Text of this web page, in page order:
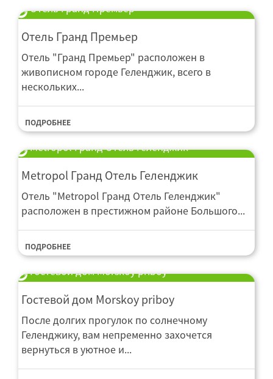
Отель Гранд Премьер
Отель Гранд Премьер
Отель "Гранд Премьер" расположен в
живописном городе Геленджик, всего в
нескольких...
ПОДРОБНЕЕ
Metropol Гранд Отель Геленджик
Metropol Гранд Отель Геленджик
Отель "Metropol Гранд Отель Геленджик"
расположен в престижном районе Большого...
ПОДРОБНЕЕ
Гостевой дом Morskoy priboy
Гостевой дом Morskoy priboy
После долгих прогулок по солнечному
Геленджику, вам непременно захочется
вернуться в уютное и...